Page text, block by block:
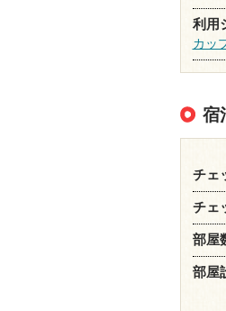
利用
カッ
宿
チェ
チェ
部屋
部屋